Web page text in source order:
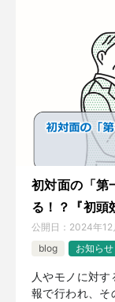
初対面の「第
る！？『初頭
公開日： 2024年12
blog
お知らせ
人やモノに対
報で行われ、そ